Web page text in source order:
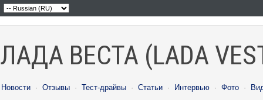
ЛАДА ВЕСТА (LADA
Новости · Отзывы · Тест-драйвы · Статьи · Интервью · Фото ·